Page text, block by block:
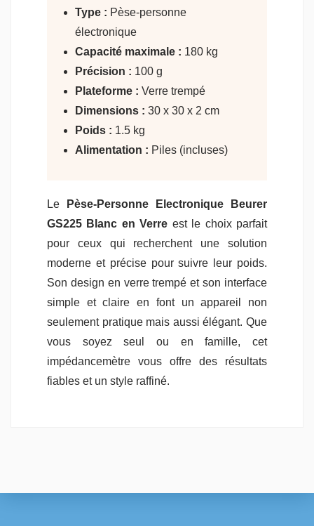
Type : Pèse-personne
électronique
Capacité maximale : 180 kg
Précision : 100 g
Plateforme : Verre trempé
Dimensions : 30 x 30 x 2 cm
Poids : 1.5 kg
Alimentation : Piles (incluses)
Le
Pèse-Personne Electronique Beurer
GS225 Blanc en Verre est le choix parfait
pour ceux qui recherchent une solution
moderne et précise pour suivre leur poids.
Son design en verre trempé et son interface
simple et claire en font un appareil non
seulement pratique mais aussi élégant. Que
vous soyez seul ou en famille, cet
impédancemètre vous offre des résultats
fiables et un style raffiné.